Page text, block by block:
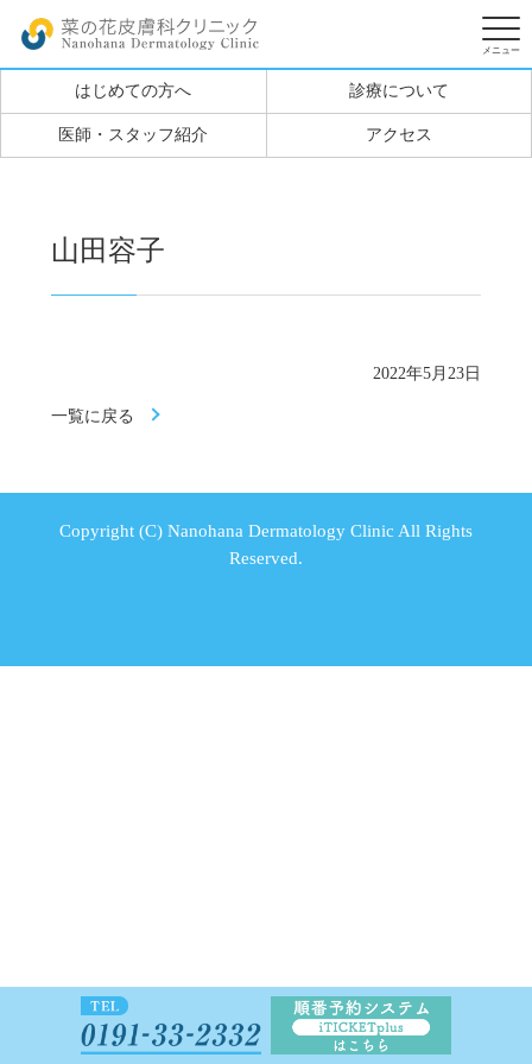
はじめての方へ 診療について
医師・スタッフ紹介 アクセス
山田容子
2022年5月23日
一覧に戻る
Copyright (C) Nanohana Dermatology Clinic All Rights
Reserved.